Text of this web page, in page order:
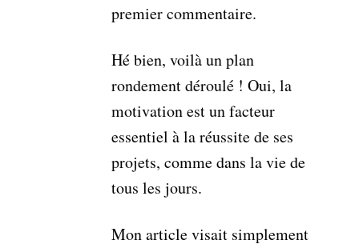
premier commentaire.
Hé bien, voilà un plan
rondement déroulé ! Oui, la
motivation est un facteur
essentiel à la réussite de ses
projets, comme dans la vie de
tous les jours.
Mon article visait simplement